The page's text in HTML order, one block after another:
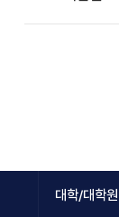
대학/대학원